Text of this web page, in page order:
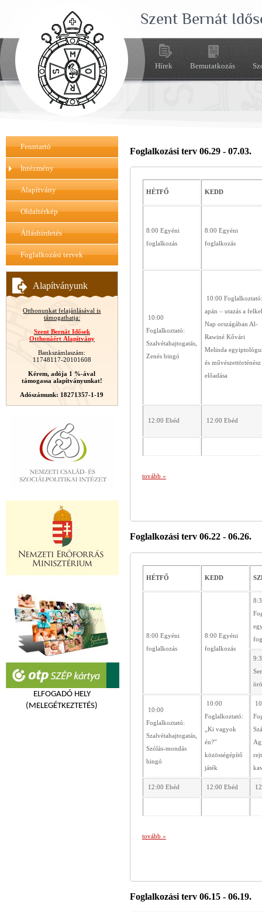
Szent Bernát
Hírek Bemutatkozás
Fenntartó
Intézmény
Alapítvány
Oldaltérkép
Álláshirdetés
Foglalkozási tervek
Alapítványunk
Otthonunkat felajánlásával is
támogathatja:
Szent Bernát Idősek
Otthonáért Alapítvány
Bankszámlaszám:
11748117-20101608
Kérem, adója 1 %-ával
támogassa alapítványunkat!
Adószámunk: 18271357-1-19
ELFOGADÓ HELY
(MELEGÉTKEZTETÉS)
Foglalkozási terv 06.29 - 07.03.
HÉTFŐ KEDD
8:00 Egyéni
foglalkozás
8:00 Egyéni
foglalkozás
10:00
Foglalkoztató:
Szalvétahajtogatás,
Zenés bingó
10:00 Foglalkoztató:
apán – utazás a
Nap országában Al-
Rawiné Kővári
Melinda
és művészettörténész
előadása
12:00 Ebéd 12:00 Ebéd
tovább »
Foglalkozási terv 06.22 - 06.26.
HÉTFŐ KEDD
8:00 Egyéni
foglalkozás
8:00 Egyéni
foglalkozás
10:00
Foglalkoztató:
Szalvétahajtogatás,
Szólás-mondás
bingó
10:00
Foglalkoztató:
„Ki vagyok
én?”
közösségépítő
játék
12:00 Ebéd 12:00 Ebéd
tovább »
Foglalkozási terv 06.15 - 06.19.